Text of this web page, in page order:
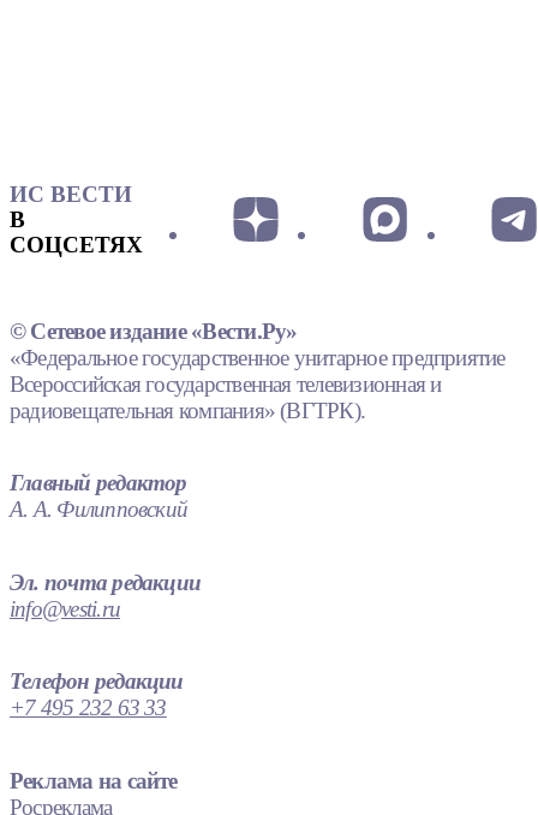
ИС ВЕСТИ
В
СОЦСЕТЯХ
© Сетевое издание «Вести.Ру»
«Федеральное государственное унитарное предприятие
Всероссийская государственная телевизионная и
радиовещательная компания» (ВГТРК).
Главный редактор
А. А. Филипповский
Эл. почта редакции
info@vesti.ru
Телефон редакции
+7 495 232 63 33
Реклама на сайте
Росреклама